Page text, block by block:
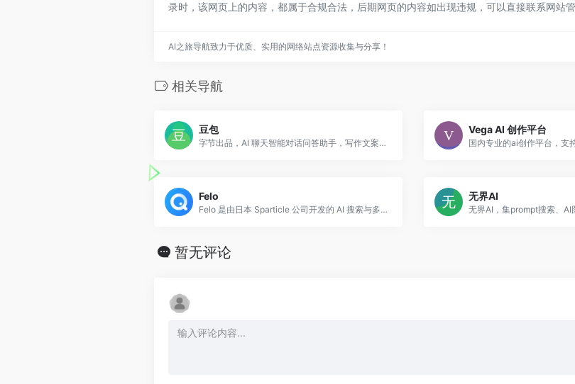
录时，该网页上的内容，都属于合规合法，后期网页的内容如出现违规，可以直接联系网站
AI之旅导航致力于优质、实用的网络站点资源收集与分享！
相关导航
豆包
字节出品，AI 聊天智能对话问答助手，写作文案翻译情感陪伴编程全能工具。豆包为你答疑解惑，提供灵感，辅助创作，也可以和你畅聊任何你感兴趣的话题。
Vega AI 创作平台
Felo
Felo 是由日本 Sparticle 公司开发的 AI 搜索与多语言翻译助手，主打跨语言信息获取与智能摘要能力，尤其擅长处理日语、中文、英语等多语言混合内容的
无界AI
暂无评论